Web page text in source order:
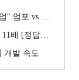
사 원팀' 자처
답은 TSR]
개발 속도